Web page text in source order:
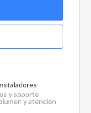
y soporte
y atención